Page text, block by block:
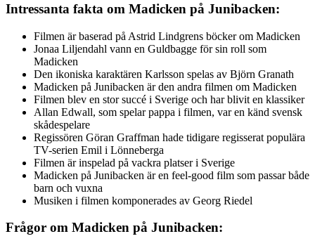
Intressanta fakta om Madicken på Junibacken:
Filmen är baserad på Astrid Lindgrens böcker om Madicken
Jonaa Liljendahl vann en Guldbagge för sin roll som
Madicken
Den ikoniska karaktären Karlsson spelas av Björn Granath
Madicken på Junibacken är den andra filmen om Madicken
Filmen blev en stor succé i Sverige och har blivit en klassiker
Allan Edwall, som spelar pappa i filmen, var en känd svensk
skådespelare
Regissören Göran Graffman hade tidigare regisserat populära
TV-serien Emil i Lönneberga
Filmen är inspelad på vackra platser i Sverige
Madicken på Junibacken är en feel-good film som passar både
barn och vuxna
Musiken i filmen komponerades av Georg Riedel
Frågor om Madicken på Junibacken: